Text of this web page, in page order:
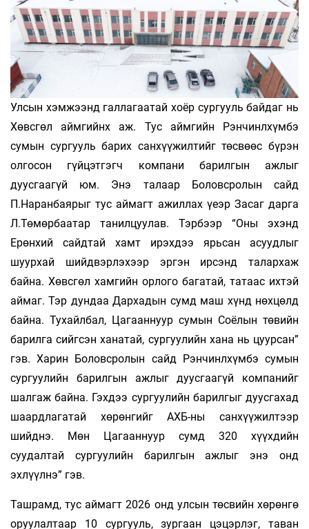
Улсын хэмжээнд галлагаатай хоёр сургууль байдаг нь
Хөвсгөл аймгийнх аж. Тус аймгийн Рэнчинлхүмбэ
сумын сургууль барих санхүүжилтийг төсвөөс бүрэн
олгосон гүйцэтгэгч компани барилгын ажлыг
дуусгаагүй юм. Энэ талаар Боловсролын сайд
П.Наранбаярыг тус аймагт ажиллах үеэр Засаг дарга
Л.Төмөрбаатар танилцуулав. Тэрбээр “Оны эхэнд
Ерөнхий сайдтай хамт ирэхдээ ярьсан асуудлыг
шуурхай шийдвэрлэхээр эргэн ирсэнд талархаж
байна. Хөвсгөл хамгийн орлого багатай, татаас ихтэй
аймаг. Тэр дундаа Дархадын сумд маш хүнд нөхцөлд
байна. Тухайлбал, Цагааннуур сумын Соёлын төвийн
барилга сийгсэн ханатай, сургуулийн хана нь цуурсан”
гэв. Харин Боловсролын сайд Рэнчинлхүмбэ сумын
сургуулийн барилгын ажлыг дуусгаагүй компанийг
шалгаж байна. Гэхдээ сургуулийн барилгыг дуусгахад
шаардлагатай хөрөнгийг АХБ-ны санхүүжилтээр
шийднэ. Мөн Цагааннуур сумд 320 хүүхдийн
суудалтай сургуулийн барилгын ажлыг энэ онд
эхлүүлнэ” гэв.
Ташрамд, тус аймагт 2026 онд улсын төсвийн хөрөнгө
оруулалтаар 10 сургууль, зургаан цэцэрлэг, таван